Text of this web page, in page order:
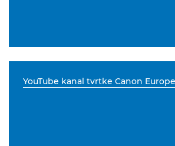
YouTube kanal tvrtke Canon Europe